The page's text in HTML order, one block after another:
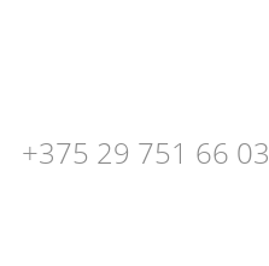
+375 29 751 66 03